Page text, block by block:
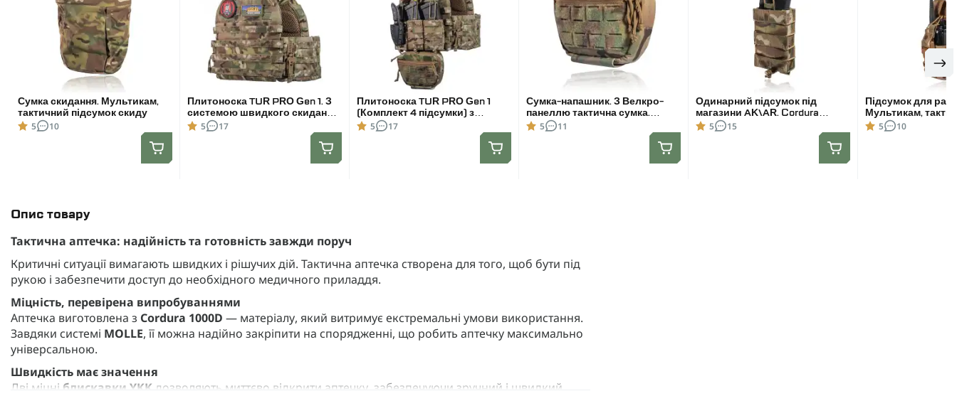
Опис товару
Тактична аптечка: надійність та готовність завжди поруч
Критичні ситуації вимагають швидких і рішучих дій. Тактична аптечка створена для того, щоб бути під
рукою і забезпечити доступ до необхідного медичного приладдя.
Міцність, перевірена випробуваннями
Аптечка виготовлена з Cordura 1000D — матеріалу, який витримує екстремальні умови використання.
Завдяки системі MOLLE, її можна надійно закріпити на спорядженні, що робить аптечку максимально
універсальною.
Швидкість має значення
Дві міцні блискавки YKK дозволяють миттєво відкрити аптечку, забезпечуючи зручний і швидкий
Сумка скидання. Мультикам,
тактичний підсумок скиду
5 10
Плитоноска TUR PRO Gen 1. З
системою швидкого скидання,
для бронеплит розміром
25х30 см. Колір Мультикам.
5 17
Плитоноска TUR PRO Gen 1
(Комплект 4 підсумки) з
боковими карманами,
системою швидкого скидання.
Molle. Колір Мультикам. Розмір
5 17
Сумка-напашник. З Велкро-
панеллю тактична сумка.
Мультикам
5 11
Одинарний підсумок під
магазини AK\AR. Cordura
1000D. Molle. Мультикам
5 15
Підсумок для
Мультикам,
підсумок для
5 10